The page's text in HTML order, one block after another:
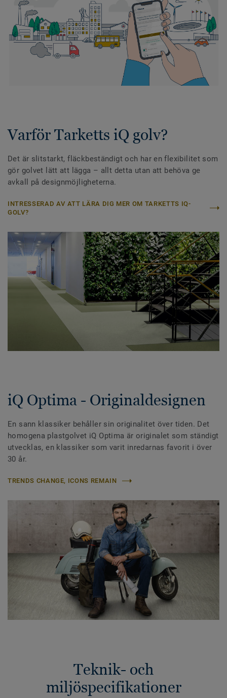
Varför Tarketts iQ golv?
Det är slitstarkt, fläckbeständigt och har en flexibilitet som
gör golvet lätt att lägga – allt detta utan att behöva ge
avkall på designmöjligheterna.
INTRESSERAD AV ATT LÄRA DIG MER OM TARKETTS IQ-
GOLV?
iQ Optima - Originaldesignen
En sann klassiker behåller sin originalitet över tiden. Det
homogena plastgolvet iQ Optima är originalet som ständigt
utvecklas, en klassiker som varit inredarnas favorit i över
30 år.
TRENDS CHANGE, ICONS REMAIN
Teknik- och
miljöspecifikationer